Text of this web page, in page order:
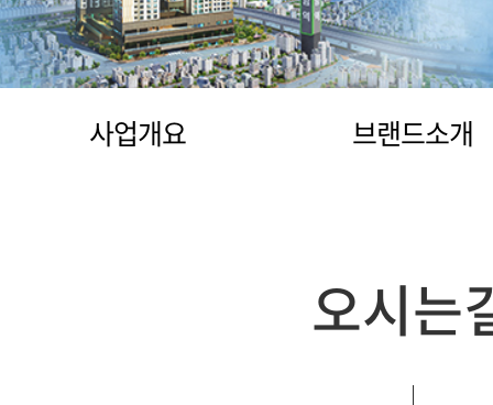
사업개요 브랜드소개
오시는